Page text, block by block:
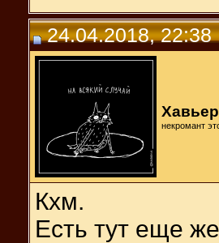
24.04.2018, 22:38
некромант
Кхм.
Есть тут еще